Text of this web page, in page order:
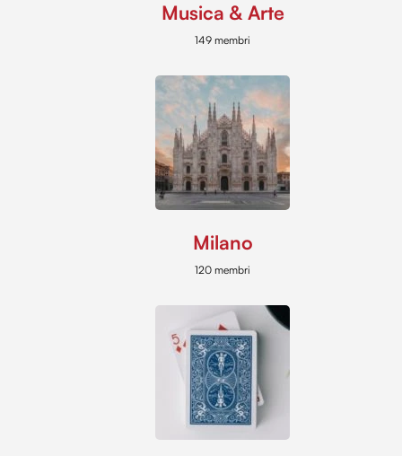
Musica & Arte
149 membri
Milano
120 membri